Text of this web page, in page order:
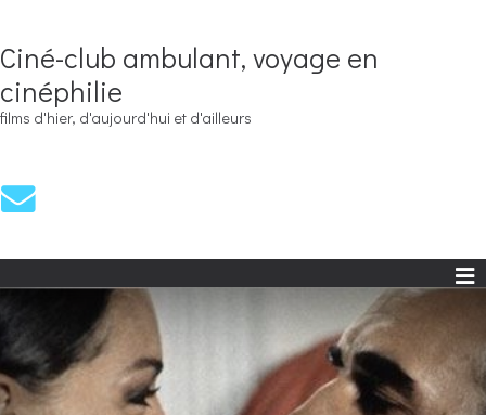
Ciné-club ambulant, voyage en
cinéphilie
films d'hier, d'aujourd'hui et d'ailleurs